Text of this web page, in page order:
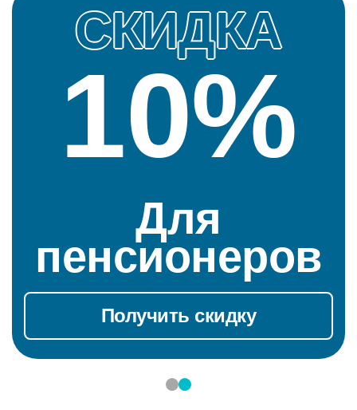
СКИДКА
10%
Для
пенсионеров
Получить скидку